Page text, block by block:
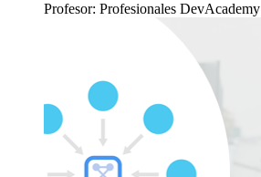
Profesor: Profesionales DevAcademy